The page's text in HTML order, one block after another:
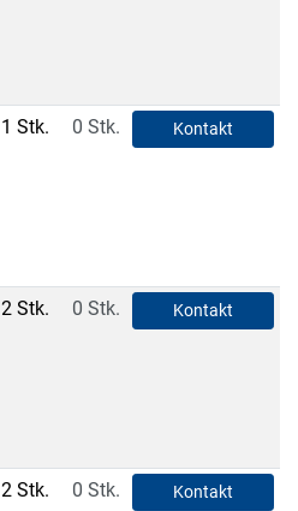
1 Stk. 0 Stk. Kontakt
2 Stk. 0 Stk. Kontakt
2 Stk. 0 Stk. Kontakt